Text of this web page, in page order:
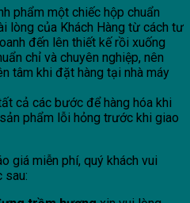
phẩm một chiếc hộp chuẩn
lòng của Khách Hàng từ cách tư
đến lên thiết kế rồi xuống
chỉ và chuyên nghiệp, nên
tâm khi đặt hàng tại nhà máy
cả các bước để hàng hóa khi
phẩm lỗi hỏng trước khi giao
giá miễn phí, quý khách vui
sau: